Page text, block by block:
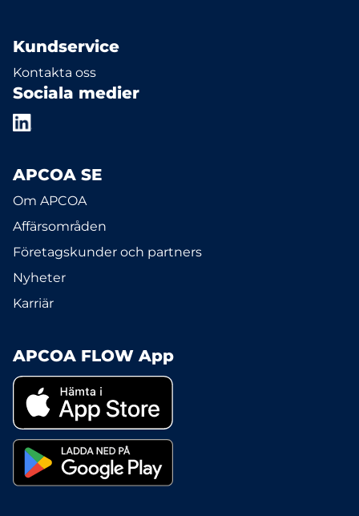
Kundservice
Kontakta oss
Sociala medier
APCOA SE
Om APCOA
Affärsområden
Företagskunder och partners
Nyheter
Karriär
APCOA FLOW App